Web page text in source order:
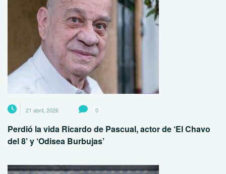
21 abril, 2026 0
Perdió la vida Ricardo de Pascual, actor de ‘El Chavo
del 8’ y ‘Odisea Burbujas’